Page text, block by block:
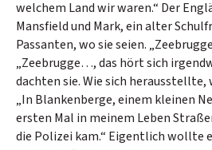
welchem Land wir waren.“ Der
Mansfield und Mark, ein alter
Passanten, wo sie seien.
„Zeebrugge…, das hört sich
dachten sie. Wie sich herausstellte,
„In Blankenberge, einem kleinen
ersten Mal in meinem Leben
die Polizei kam.“ Eigentlich wollte